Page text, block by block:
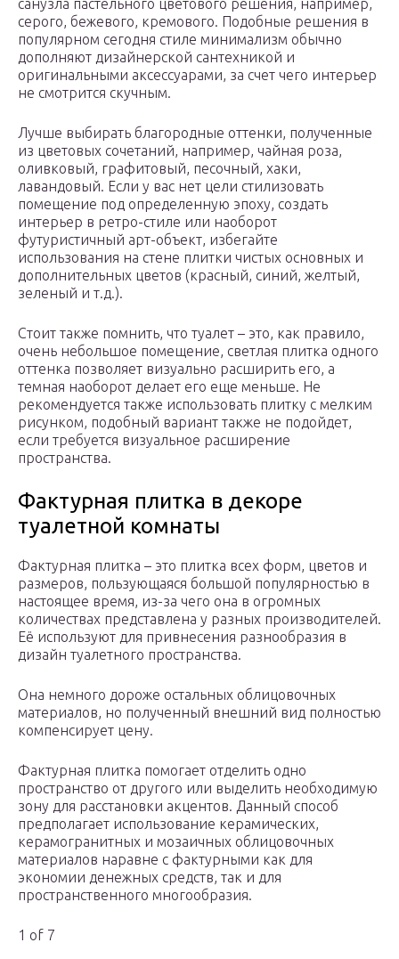
санузла пастельного цветового решения, например,
серого, бежевого, кремового. Подобные решения в
популярном сегодня стиле минимализм обычно
дополняют дизайнерской сантехникой и
оригинальными аксессуарами, за счет чего интерьер
не смотрится скучным.
Лучше выбирать благородные оттенки, полученные
из цветовых сочетаний, например, чайная роза,
оливковый, графитовый, песочный, хаки,
лавандовый. Если у вас нет цели стилизовать
помещение под определенную эпоху, создать
интерьер в ретро-стиле или наоборот
футуристичный арт-объект, избегайте
использования на стене плитки чистых основных и
дополнительных цветов (красный, синий, желтый,
зеленый и т.д.).
Стоит также помнить, что туалет – это, как правило,
очень небольшое помещение, светлая плитка одного
оттенка позволяет визуально расширить его, а
темная наоборот делает его еще меньше. Не
рекомендуется также использовать плитку с мелким
рисунком, подобный вариант также не подойдет,
если требуется визуальное расширение
пространства.
Фактурная плитка в декоре
туалетной комнаты
Фактурная плитка – это плитка всех форм, цветов и
размеров, пользующаяся большой популярностью в
настоящее время, из-за чего она в огромных
количествах представлена у разных производителей.
Её используют для привнесения разнообразия в
дизайн туалетного пространства.
Она немного дороже остальных облицовочных
материалов, но полученный внешний вид полностью
компенсирует цену.
Фактурная плитка помогает отделить одно
пространство от другого или выделить необходимую
зону для расстановки акцентов. Данный способ
предполагает использование керамических,
керамогранитных и мозаичных облицовочных
материалов наравне с фактурными как для
экономии денежных средств, так и для
пространственного многообразия.
1 of 7